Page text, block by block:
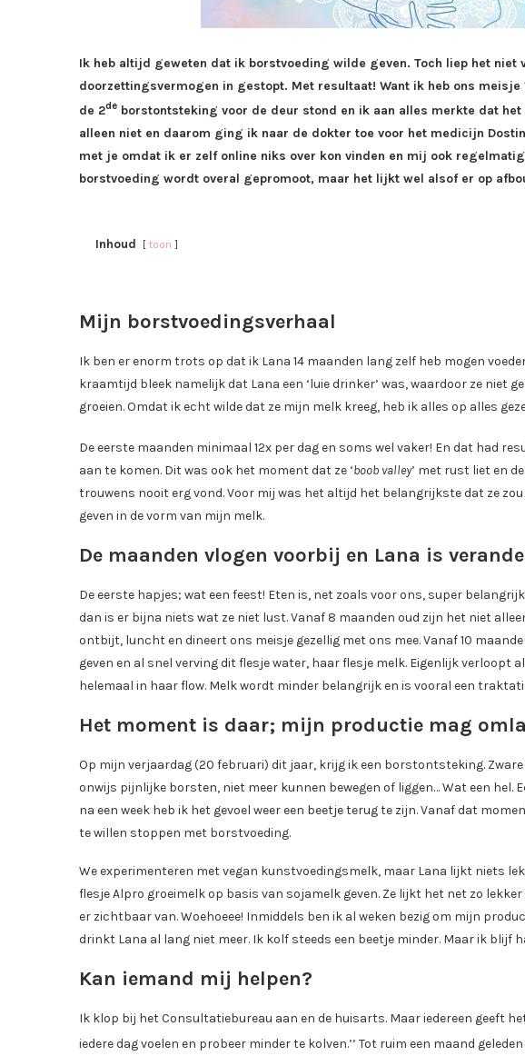
Ik heb altijd geweten dat ik borstvoeding wilde geven. Toch liep het niet
doorzettingsvermogen in gestopt. Met resultaat! Want ik heb ons meisje
de 2de borstontsteking voor de deur stond en ik aan alles merkte dat
alleen niet en daarom ging ik naar de dokter toe voor het medicijn
met je omdat ik er zelf online niks over kon vinden en mij ook
borstvoeding wordt overal gepromoot, maar het lijkt wel alsof er op
Inhoud toon
Mijn borstvoedingsverhaal
Ik ben er enorm trots op dat ik Lana 14 maanden lang zelf heb mogen
kraamtijd bleek namelijk dat Lana een ‘luie drinker’ was, waardoor ze niet
groeien. Omdat ik echt wilde dat ze mijn melk kreeg, heb ik alles op alles
De eerste maanden minimaal 12x per dag en soms wel vaker! En dat had
aan te komen. Dit was ook het moment dat ze ‘boob valley’ met rust liet en
trouwens nooit erg vond. Voor mij was het altijd het belangrijkste dat ze
geven in de vorm van mijn melk.
De maanden vlogen voorbij en Lana is
De eerste hapjes; wat een feest! Eten is, net zoals voor ons, super
dan is er bijna niets wat ze niet lust. Vanaf 8 maanden oud zijn het niet
ontbijt, luncht en dineert ons meisje gezellig met ons mee. Vanaf 10
geven en al snel verving dit flesje water, haar flesje melk. Eigenlijk verloopt
helemaal in haar flow. Melk wordt minder belangrijk en is vooral een
Het moment is daar; mijn productie mag
Op mijn verjaardag (20 februari) dit jaar, krijg ik een borstontsteking.
onwijs pijnlijke borsten, niet meer kunnen bewegen of liggen… Wat een hel.
na een week heb ik het gevoel weer een beetje terug te zijn. Vanaf dat
te willen stoppen met borstvoeding.
We experimenteren met vegan kunstvoedingsmelk, maar Lana lijkt niets
flesje Alpro groeimelk op basis van sojamelk geven. Ze lijkt het net zo
er zichtbaar van. Woehoeee! Inmiddels ben ik al weken bezig om mijn
drinkt Lana al lang niet meer. Ik kolf steeds een beetje minder. Maar ik blijf
Kan iemand mij helpen?
Ik klop bij het Consultatiebureau aan en de huisarts. Maar iedereen geeft
iedere dag voelen en probeer minder te kolven.’’ Tot ruim een maand geleden